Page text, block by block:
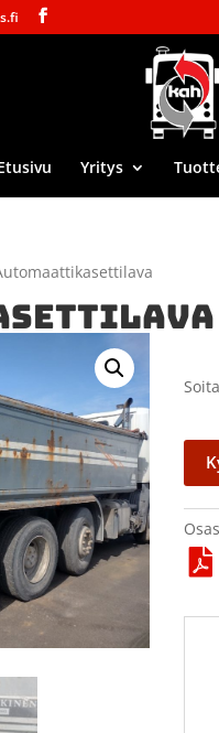
Yritys